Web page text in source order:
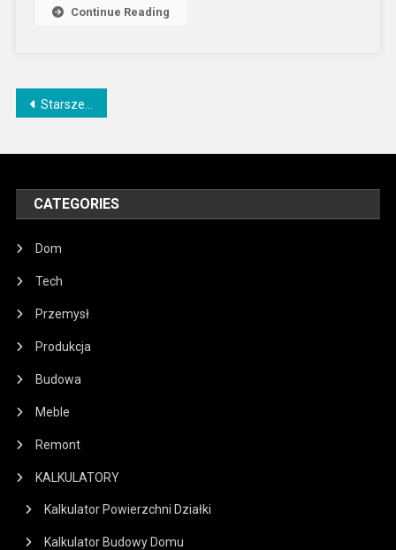
Continue Reading
Nawigacja
Starsze wpisy
CATEGORIES
Dom
Tech
Przemysł
Produkcja
Budowa
Meble
Remont
KALKULATORY
Kalkulator Powierzchni Działki
Kalkulator Budowy Domu